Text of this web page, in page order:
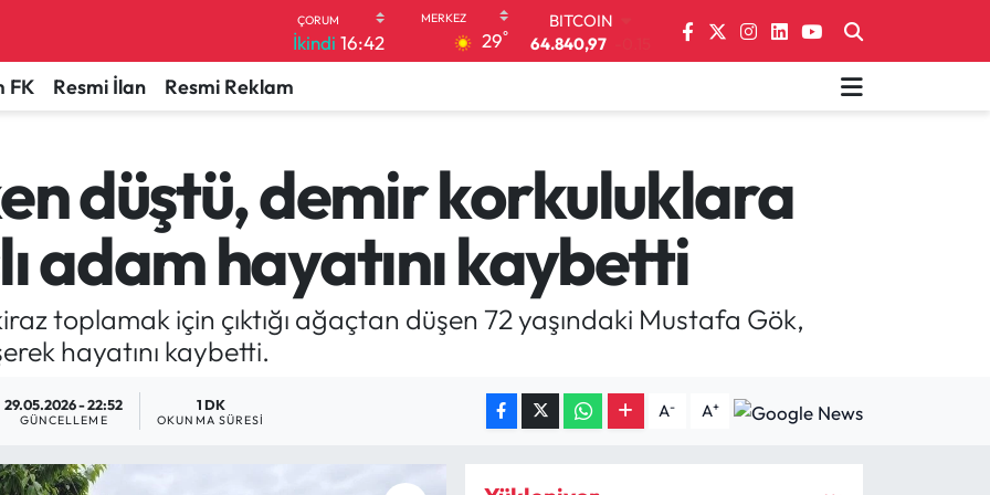
İkindi 16:42 29°
DOLAR
47,7436
EURO
6660.55
0
BİST100
BITCOIN
64.840,97 -0.15
FK Resmi İlan Resmi Reklam
düştü, demir korkuluklara
adam hayatını kaybetti
toplamak için çıktığı ağaçtan düşen 72 yaşındaki Mustafa Gök,
hayatını kaybetti.
29.05.2026 - 22:52
GÜNCELLEME
1 DK
OKUNMA SÜRESI A- A+